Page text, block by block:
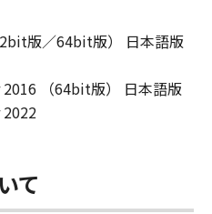
版／64bit版） 日本語版
（64bit版） 日本語版
て